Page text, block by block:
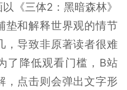
《三体2：黑暗森林》
垫和解释世界观的情节
，导致非原著读者很难
了降低观看门槛，B站
，点击则会弹出文字形